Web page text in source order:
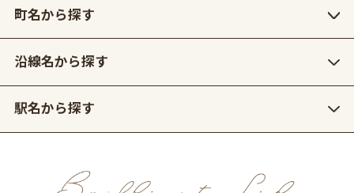
町名から探す
沿線名から探す
駅名から探す